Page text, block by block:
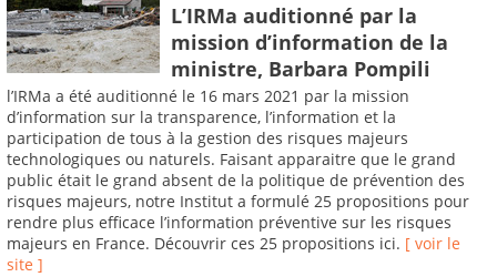
L’IRMa auditionné par la
mission d’information de la
ministre, Barbara Pompili
l’IRMa a été auditionné le 16 mars 2021 par la mission
d’information sur la transparence, l’information et la
participation de tous à la gestion des risques majeurs
technologiques ou naturels. Faisant apparaitre que le grand
public était le grand absent de la politique de prévention des
risques majeurs, notre Institut a formulé 25 propositions pour
rendre plus efficace l’information préventive sur les risques
majeurs en France. Découvrir ces 25 propositions ici. [ voir le
site ]